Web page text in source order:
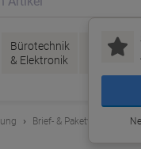
Bürotechnik
& Elektronik
Tinte &
Toner
Brief- & Paketwaagen